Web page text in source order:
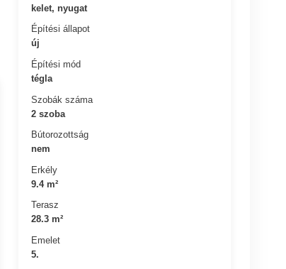
kelet, nyugat
Építési állapot
új
Építési mód
tégla
Szobák száma
2 szoba
Bútorozottság
nem
Erkély
9.4 m²
Terasz
28.3 m²
Emelet
5.